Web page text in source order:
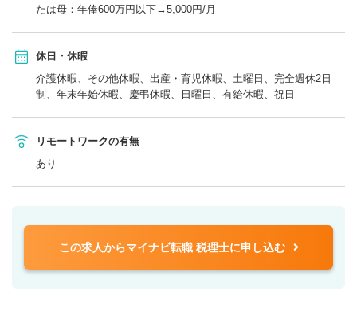
たは母：年俸600万円以下→5,000円/月
休日・休暇
介護休暇、その他休暇、出産・育児休暇、土曜日、完全週休2日
制、年末年始休暇、慶弔休暇、日曜日、有給休暇、祝日
リモートワークの有無
あり
この求人からマイナビ転職 税理士に申し込む